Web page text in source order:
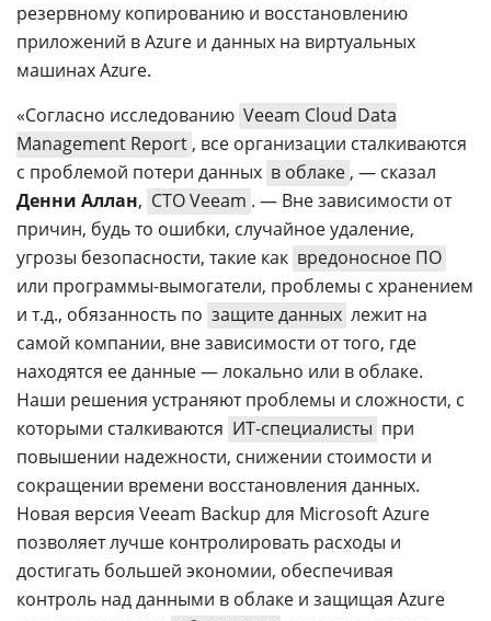
резервному копированию и восстановлению
приложений в Azure и данных на виртуальных
машинах Azure.
«Согласно исследованию Veeam Cloud Data
Management Report , все организации сталкиваются
с проблемой потери данных в облаке , — сказал
Денни Аллан, СТО Veeam . — Вне зависимости от
причин, будь то ошибки, случайное удаление,
угрозы безопасности, такие как вредоносное ПО
или программы-вымогатели, проблемы с хранением
и т.д., обязанность по защите данных лежит на
самой компании, вне зависимости от того, где
находятся ее данные — локально или в облаке.
Наши решения устраняют проблемы и сложности, с
которыми сталкиваются ИТ-специалисты при
повышении надежности, снижении стоимости и
сокращении времени восстановления данных.
Новая версия Veeam Backup для Microsoft Azure
позволяет лучше контролировать расходы и
достигать большей экономии, обеспечивая
контроль над данными в облаке и защищая Azure